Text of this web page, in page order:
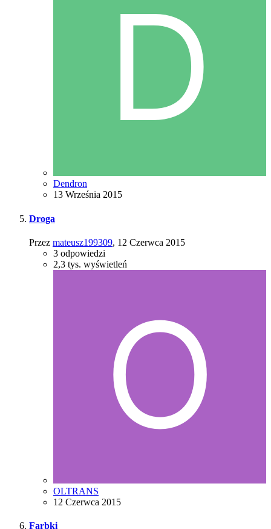
Dendron
13 Września 2015
Droga
Przez mateusz199309, 12 Czerwca 2015
3 odpowiedzi
2,3 tys. wyświetleń
OLTRANS
12 Czerwca 2015
Farbki